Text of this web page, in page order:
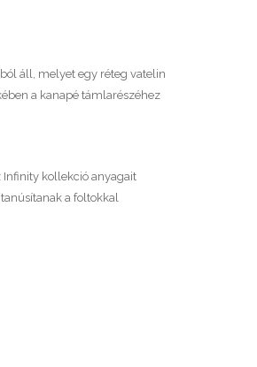
áll, melyet egy réteg vatelin
a kanapé támlarészéhez
Infinity kollekció anyagait
a foltokkal